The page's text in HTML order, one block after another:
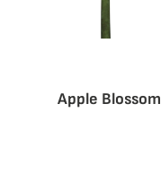
Apple Blossom